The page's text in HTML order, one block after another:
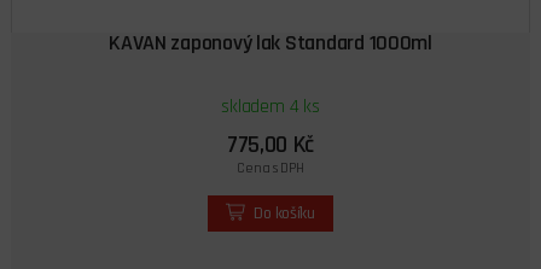
KAVAN zaponový lak Standard 1000ml
skladem 4 ks
775,00 Kč
Cena s DPH
Do košíku